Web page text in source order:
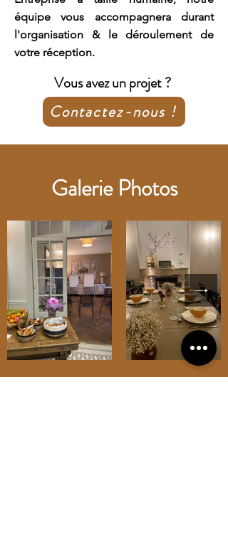
équipe vous accompagnera durant
l'organisation & le déroulement de
votre réception.
Vous avez un projet ?
Contactez-nous !
Galerie Photos